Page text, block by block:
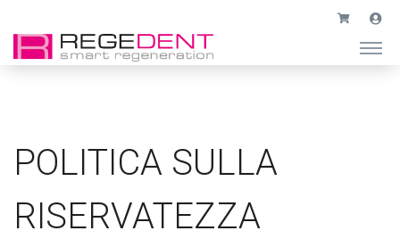
POLITICA SULLA
RISERVATEZZA